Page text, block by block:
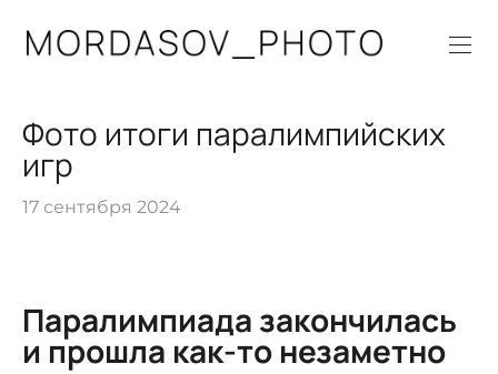
Фото итоги паралимпийских
игр
17 сентября 2024
Паралимпиада закончилась
и прошла как-то незаметно